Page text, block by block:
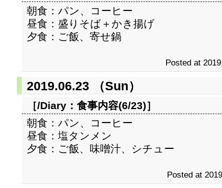
朝食：パン、コーヒー
昼食：盛りそば＋かき揚げ
夕食：ご飯、寄せ鍋
Posted at
2019.06.23 （Sun）
［/Diary： 食事内容(6/23)］
朝食：パン、コーヒー
昼食：塩タンメン
夕食：ご飯、味噌汁、シチュー
Posted at